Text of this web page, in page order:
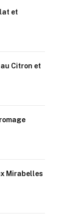
et
Citron et
Mirabelles